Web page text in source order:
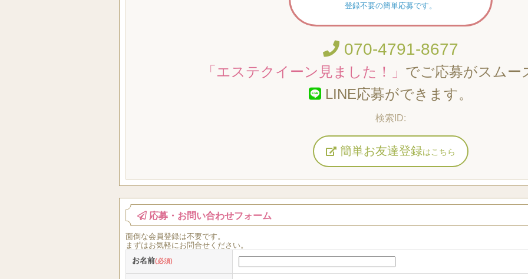
登録不要の簡単応募です。
070-4791-8677
「エステクイーン見ました！」 でご応募がスムー
LINE応募ができます。
簡単お友達登録はこちら
応募・お問い合わせフォーム
面倒な会員登録は不要です。
まずはお気軽にお問合せください。
お名前(必須)